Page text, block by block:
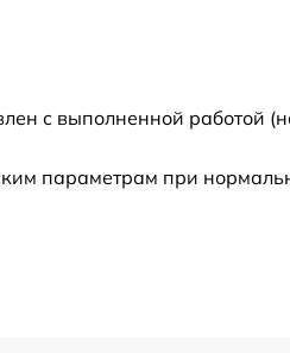
60 мин
60 мин
с выполненной работой
параметрам при